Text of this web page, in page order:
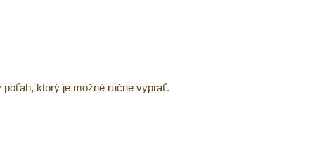
ktorý je možné ručne vyprať.